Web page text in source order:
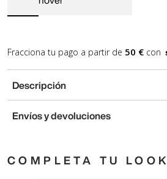
Fracciona tu pago a partir de 50 € con
Descripción
Envíos y devoluciones
COMPLETA TU LOOK